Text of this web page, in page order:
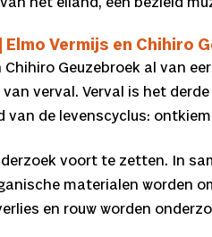
| Elmo Vermijs en Chihiro
Chihiro Geuzebroek al van
verval. Verval is het
van de levenscyclus:
voort te zetten. In
materialen worden
en rouw worden